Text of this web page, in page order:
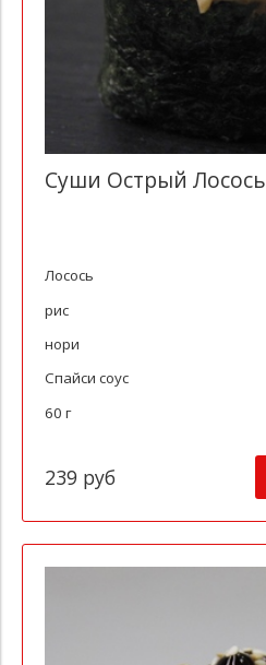
Суши Острый Лосось
Лосось
рис
нори
Спайси соус
60 г
239 руб